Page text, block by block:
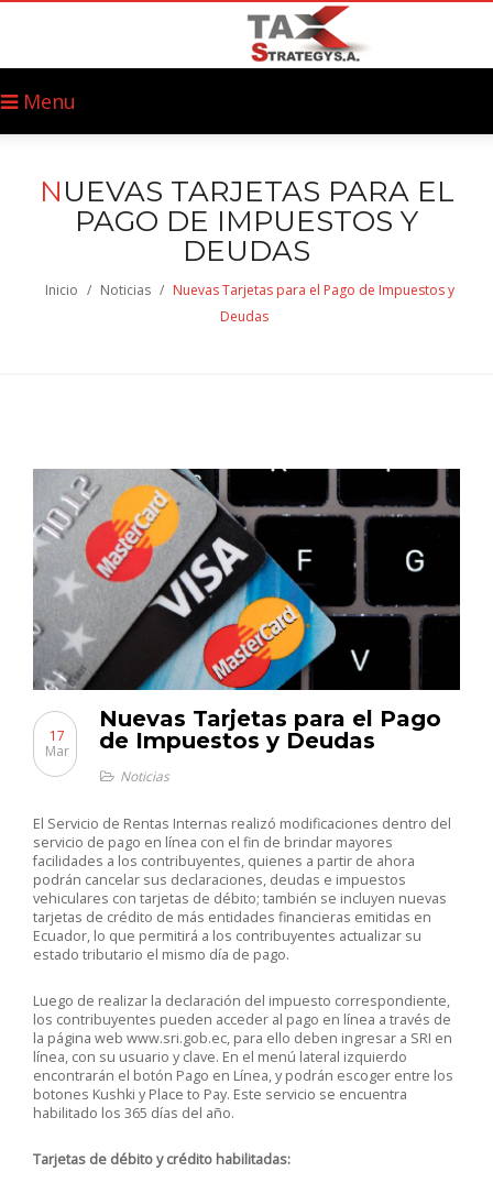
Menu
NUEVAS TARJETAS PARA EL
PAGO DE IMPUESTOS Y
DEUDAS
Inicio / Noticias / Nuevas Tarjetas para el Pago de Impuestos y
Deudas
Nuevas Tarjetas para el Pago
de Impuestos y Deudas
17
Mar
Noticias
El Servicio de Rentas Internas realizó modificaciones dentro del
servicio de pago en línea con el fin de brindar mayores
facilidades a los contribuyentes, quienes a partir de ahora
podrán cancelar sus declaraciones, deudas e impuestos
vehiculares con tarjetas de débito; también se incluyen nuevas
tarjetas de crédito de más entidades financieras emitidas en
Ecuador, lo que permitirá a los contribuyentes actualizar su
estado tributario el mismo día de pago.
Luego de realizar la declaración del impuesto correspondiente,
los contribuyentes pueden acceder al pago en línea a través de
la página web www.sri.gob.ec, para ello deben ingresar a SRI en
línea, con su usuario y clave. En el menú lateral izquierdo
encontrarán el botón Pago en Línea, y podrán escoger entre los
botones Kushki y Place to Pay. Este servicio se encuentra
habilitado los 365 días del año.
Tarjetas de débito y crédito habilitadas: